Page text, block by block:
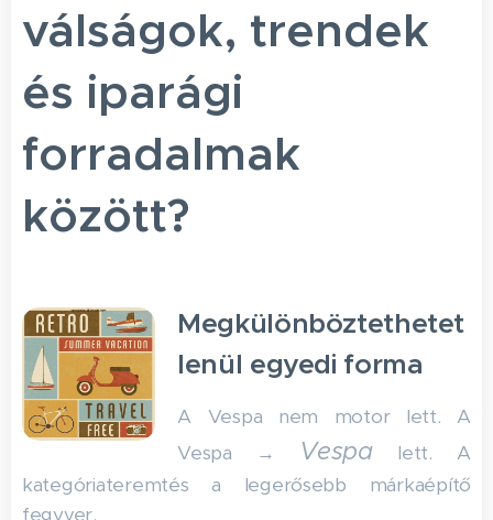
válságok, trendek
és iparági
forradalmak
között?
Megkülönböztethetet
lenül egyedi forma
A Vespa nem motor lett. A
Vespa → Vespalett. A
kategóriateremtés a legerősebb márkaépítő
fegyver.